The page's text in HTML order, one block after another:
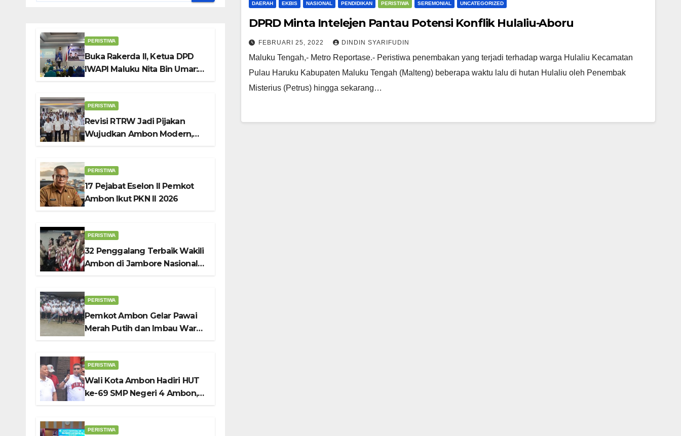
PERISTIWA
Buka Rakerda II, Ketua DPD
IWAPI Maluku Nita Bin Umar:
PERISTIWA
Revisi RTRW Jadi Pijakan
Wujudkan Ambon Modern,
PERISTIWA
17 Pejabat Eselon II Pemkot
Ambon Ikut PKN II 2026
PERISTIWA
32 Penggalang Terbaik Wakili
Ambon di Jambore Nasional
PERISTIWA
Pemkot Ambon Gelar Pawai
Merah Putih dan Imbau Warga
PERISTIWA
Wali Kota Ambon Hadiri HUT
ke-69 SMP Negeri 4 Ambon,
PERISTIWA
DAERAH EKBIS NASIONAL PENDIDIKAN PERISTIWA SEREMONIAL UNCATEGORIZED
DPRD Minta Intelejen Pantau Potensi Konflik Hulaliu-Aboru
FEBRUARI 25, 2022 DINDIN SYARIFUDIN
Maluku Tengah,- Metro Reportase.- Peristiwa penembakan yang terjadi terhadap warga Hulaliu Kecamatan
Pulau Haruku Kabupaten Maluku Tengah (Malteng) beberapa waktu lalu di hutan Hulaliu oleh Penembak
Misterius (Petrus) hingga sekarang…